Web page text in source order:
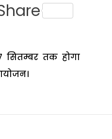
सितम्बर तक होगा